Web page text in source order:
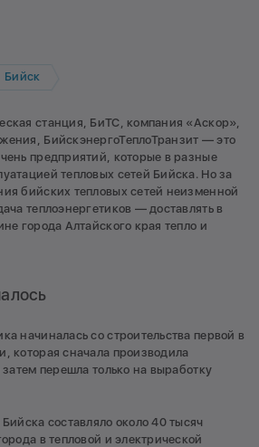
Бийск
станция, БиТС, компания «Аскор»,
БийскэнергоТеплоТранзит — это
предприятий, которые в разные
тепловых сетей Бийска. Но за
бийских тепловых сетей неизменной
теплоэнергетиков — доставлять в
города Алтайского края тепло и
начиналась со строительства первой в
которая сначала производила
перешла только на выработку
составляло около 40 тысяч
в тепловой и электрической